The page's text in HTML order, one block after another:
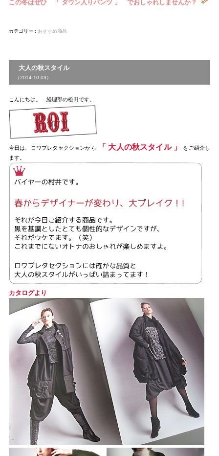
この冬はぜひ 「 ダウン入りパンツ 」 でおしゃれしませんか？
カテゴリー : おすすめ商品
大人の秋スタイル
（2014.10.03）
こんにちは。 経理部の松田です。
今日は、ロワプレタセクションから 「 大人の秋スタイル 」
をご紹介し
ます。
カタログより